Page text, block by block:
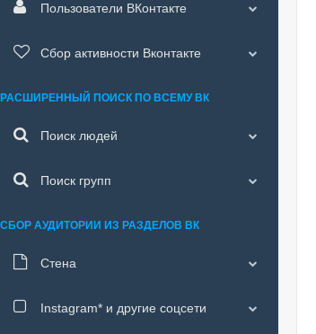
Пользователи ВКонтакте
Сбор активности Вконтакте
РАСШИРЕННЫЙ ПОИСК ПО ВСЕМУ ВК
Поиск людей
Поиск групп
СБОР АУДИТОРИИ ИЗ РАЗДЕЛОВ ВК
Стена
Instagram* и другие соцсети